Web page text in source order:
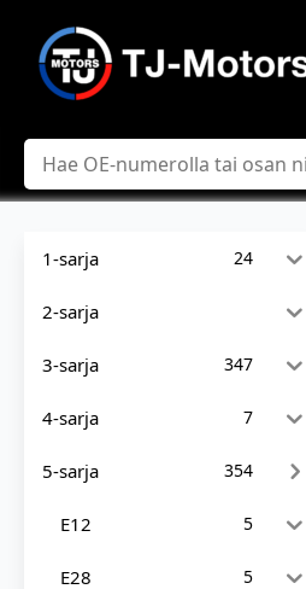
Hae
1-sarja 24
2-sarja
3-sarja 347
4-sarja 7
5-sarja 354
E12 5
E28 5